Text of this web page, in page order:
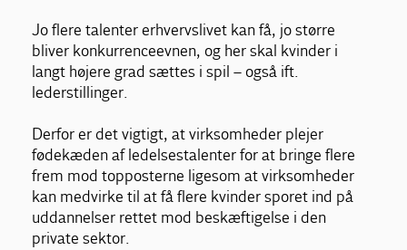
Jo flere talenter erhvervslivet kan få, jo større
bliver konkurrenceevnen, og her skal kvinder i
langt højere grad sættes i spil – også ift.
lederstillinger.
Derfor er det vigtigt, at virksomheder plejer
fødekæden af ledelsestalenter for at bringe flere
frem mod topposterne ligesom at virksomheder
kan medvirke til at få flere kvinder sporet ind på
uddannelser rettet mod beskæftigelse i den
private sektor.